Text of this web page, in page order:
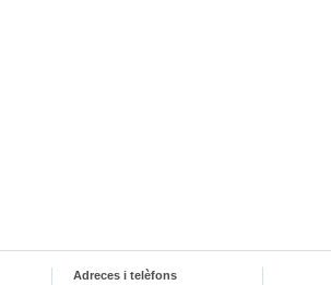
Adreces i telèfons